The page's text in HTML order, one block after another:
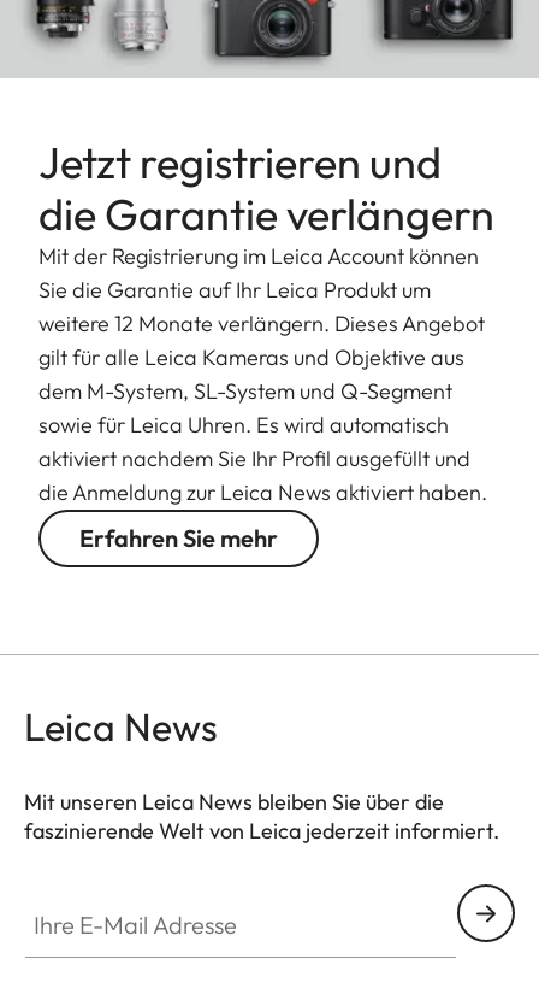
sehr leichte Linse und arbeitet annähernd
verzögerungsfrei.
Jetzt registrieren und
die Garantie verlängern
Mit der Registrierung im Leica Account können
Sie die Garantie auf Ihr Leica Produkt um
weitere 12 Monate verlängern. Dieses Angebot
gilt für alle Leica Kameras und Objektive aus
dem M-System, SL-System und Q-Segment
sowie für Leica Uhren. Es wird automatisch
aktiviert nachdem Sie Ihr Profil ausgefüllt und
die Anmeldung zur Leica News aktiviert haben.
Erfahren Sie mehr
Leica News
Mit unseren Leica News bleiben Sie über die
faszinierende Welt von Leica jederzeit informiert.